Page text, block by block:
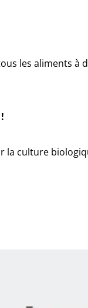
les aliments
!
culture